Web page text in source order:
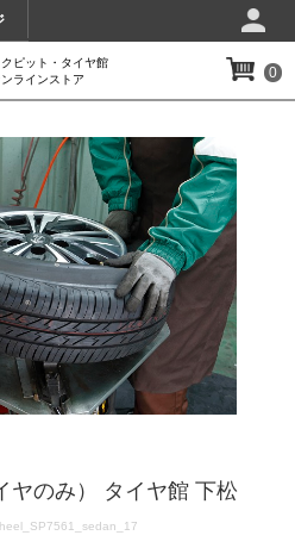
クピット・タイヤ館
ンラインストア
0
ヤのみ） タイヤ館 下松